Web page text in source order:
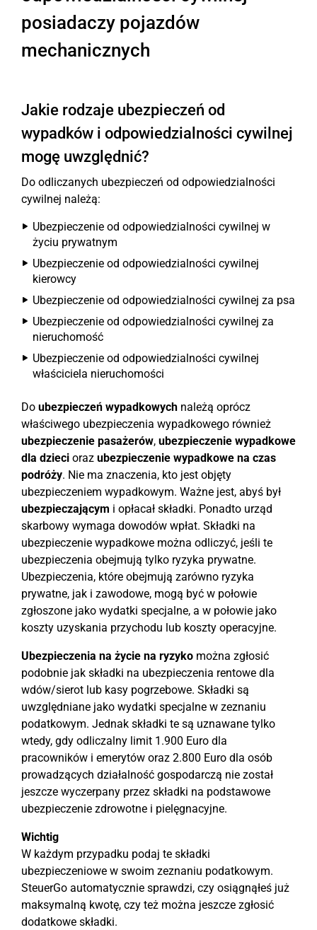
posiadaczy pojazdów
mechanicznych
Jakie rodzaje ubezpieczeń od
wypadków i odpowiedzialności cywilnej
mogę uwzględnić?
Do odliczanych ubezpieczeń od odpowiedzialności
cywilnej należą:
Ubezpieczenie od odpowiedzialności cywilnej w
życiu prywatnym
Ubezpieczenie od odpowiedzialności cywilnej
kierowcy
Ubezpieczenie od odpowiedzialności cywilnej za psa
Ubezpieczenie od odpowiedzialności cywilnej za
nieruchomość
Ubezpieczenie od odpowiedzialności cywilnej
właściciela nieruchomości
Do ubezpieczeń wypadkowych należą oprócz
właściwego ubezpieczenia wypadkowego również
ubezpieczenie pasażerów, ubezpieczenie wypadkowe
dla dzieci oraz ubezpieczenie wypadkowe na czas
podróży. Nie ma znaczenia, kto jest objęty
ubezpieczeniem wypadkowym. Ważne jest, abyś był
ubezpieczającym i opłacał składki. Ponadto urząd
skarbowy wymaga dowodów wpłat. Składki na
ubezpieczenie wypadkowe można odliczyć, jeśli te
ubezpieczenia obejmują tylko ryzyka prywatne.
Ubezpieczenia, które obejmują zarówno ryzyka
prywatne, jak i zawodowe, mogą być w połowie
zgłoszone jako wydatki specjalne, a w połowie jako
koszty uzyskania przychodu lub koszty operacyjne.
Ubezpieczenia na życie na ryzyko można zgłosić
podobnie jak składki na ubezpieczenia rentowe dla
wdów/sierot lub kasy pogrzebowe. Składki są
uwzględniane jako wydatki specjalne w zeznaniu
podatkowym. Jednak składki te są uznawane tylko
wtedy, gdy odliczalny limit 1.900 Euro dla
pracowników i emerytów oraz 2.800 Euro dla osób
prowadzących działalność gospodarczą nie został
jeszcze wyczerpany przez składki na podstawowe
ubezpieczenie zdrowotne i pielęgnacyjne.
Wichtig
W każdym przypadku podaj te składki
ubezpieczeniowe w swoim zeznaniu podatkowym.
SteuerGo automatycznie sprawdzi, czy osiągnąłeś już
maksymalną kwotę, czy też można jeszcze zgłosić
dodatkowe składki.